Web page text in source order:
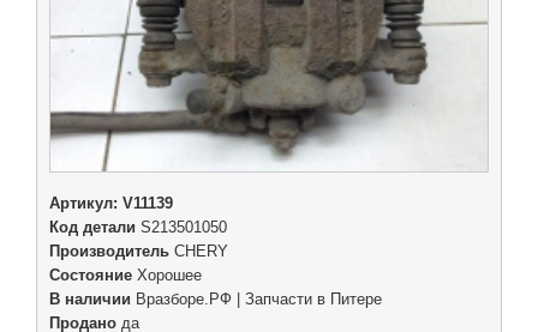
Артикул: V11139
Код детали S213501050
Производитель CHERY
Состояние Хорошее
В наличии Вразборе.РФ | Запчасти в Питере
Продано да